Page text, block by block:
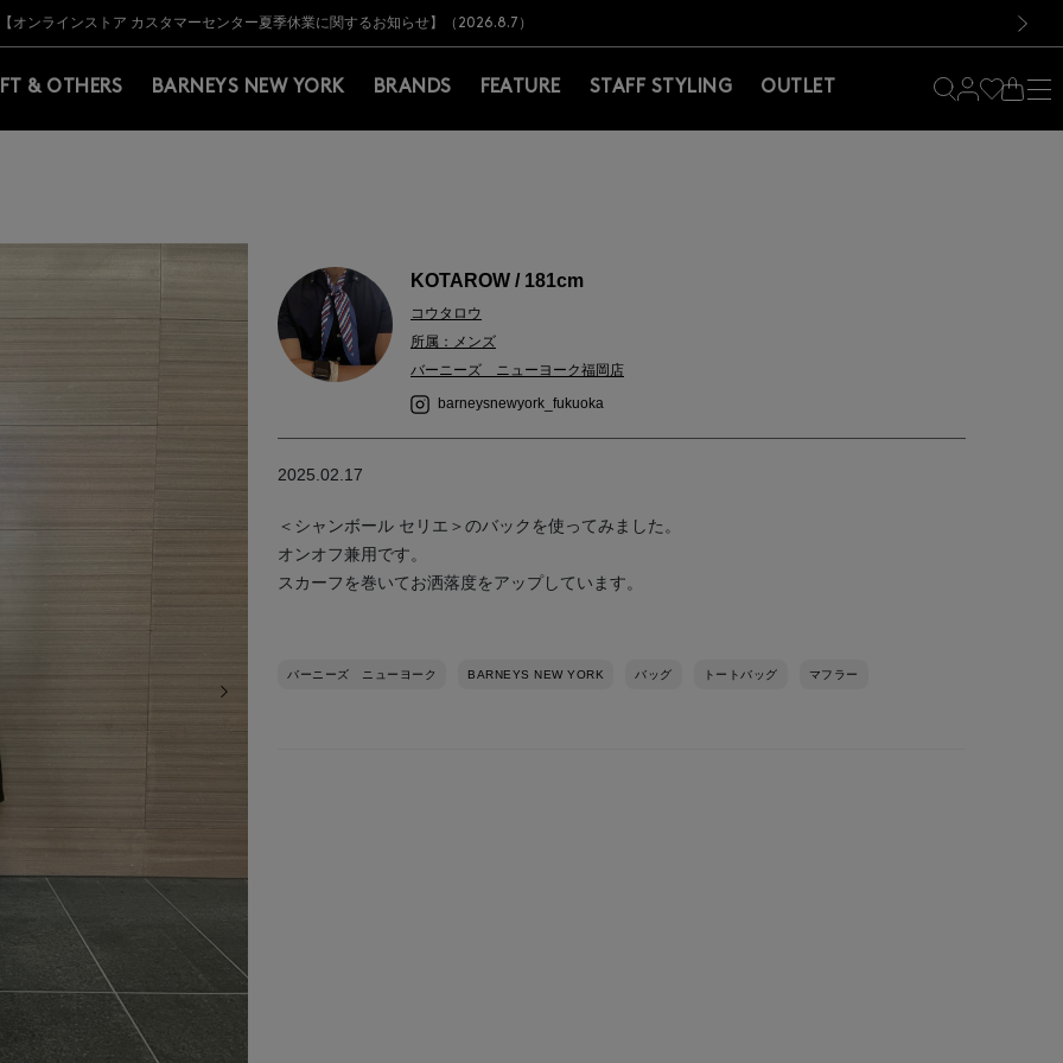
BARNEYS＞会員のお客様は11,000円（税込）以上のお買上げで常時送料無料！お買い物の際は会員登録を！
【夏季休業に伴う出荷一時停止のお知らせ】(2026.8.7)
【オンラインストア カスタマーセンター夏季休業に関するお知らせ】（2026.8.7）
【夏季休業に伴う返品・交換承り一時停止のお知らせ】（2026.8.5）
熊本県を中心とした地震の影響によるお荷物のお届けについて
【開催中】SUMMER SALEのご案内・ご注意事項
BARNEYS＞会員のお客様は11,000円（税込）以上のお買上げで常時送料無料！お買い物の際は会員登録を！
【夏季休業に伴う出荷一時停止のお知らせ】(2026.8.7)
& OTHERS BARNEYS NEW YORK BRANDS FEATURE STAFF STYLING OUTLET
KOTAROW / 181cm
コウタロウ
所属：メンズ
バーニーズ ニューヨーク福岡店
barneysnewyork_fukuoka
2025.02.17
＜シャンボール セリエ＞のバックを使ってみました。
オンオフ兼用です。
スカーフを巻いてお洒落度をアップしています。
バーニーズ ニューヨーク BARNEYS NEW YORK バッグ トートバッグ マフラー